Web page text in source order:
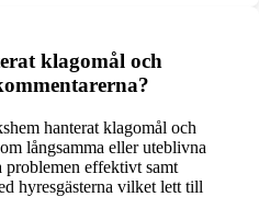
klagomål och
hanterat klagomål och
långsamma eller uteblivna
problemen effektivt samt
hyresgästerna vilket lett till